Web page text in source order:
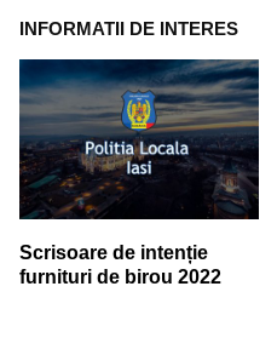
INFORMATII DE INTERES
Scrisoare de intenție
furnituri de birou 2022